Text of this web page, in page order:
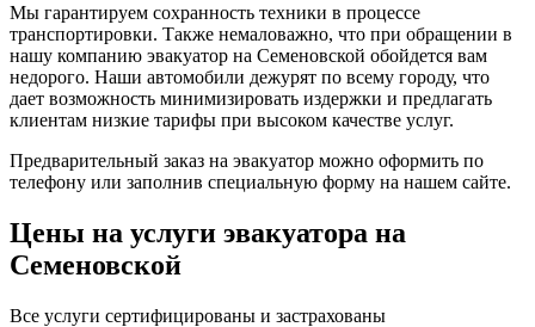
Мы гарантируем сохранность техники в процессе
транспортировки. Также немаловажно, что при обращении в
нашу компанию эвакуатор на Семеновской обойдется вам
недорого. Наши автомобили дежурят по всему городу, что
дает возможность минимизировать издержки и предлагать
клиентам низкие тарифы при высоком качестве услуг.
Предварительный заказ на эвакуатор можно оформить по
телефону или заполнив специальную форму на нашем сайте.
Цены на услуги эвакуатора на
Семеновской
Все услуги сертифицированы и застрахованы